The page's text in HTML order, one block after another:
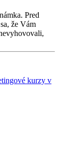
Pred
že Vám